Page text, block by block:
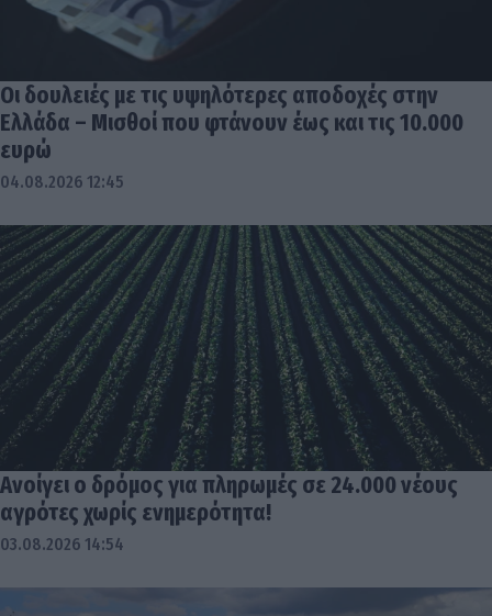
Οι δουλειές με τις υψηλότερες αποδοχές στην
Ελλάδα – Μισθοί που φτάνουν έως και τις 10.000
ευρώ
04.08.2026 12:45
Ανοίγει ο δρόμος για πληρωμές σε 24.000 νέους
αγρότες χωρίς ενημερότητα!
03.08.2026 14:54